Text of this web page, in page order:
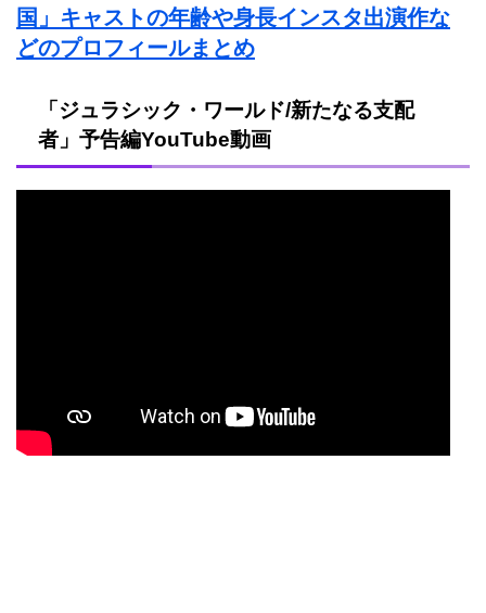
国」キャストの年齢や身長インスタ出演作な
どのプロフィールまとめ
「ジュラシック・ワールド/新たなる支配
者」予告編YouTube動画